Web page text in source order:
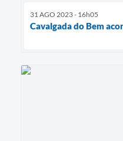
31 AGO 2023 - 16h05
Cavalgada do Bem